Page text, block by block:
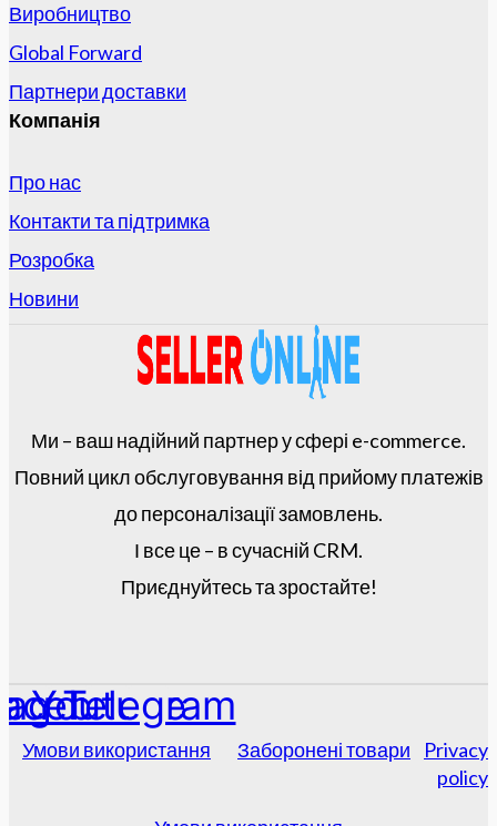
Виробництво
Global Forward
Партнери доставки
Компанія
Про нас
Контакти та підтримка
Розробка
Новини
Ми – ваш надійний партнер у сфері e-commerce.
Повний цикл обслуговування від прийому платежів
до персоналізації замовлень.
І все це – в сучасній CRM.
Приєднуйтесь та зростайте!
Youtube
Telegram
Умови використання Заборонені товари
Privacy
policy